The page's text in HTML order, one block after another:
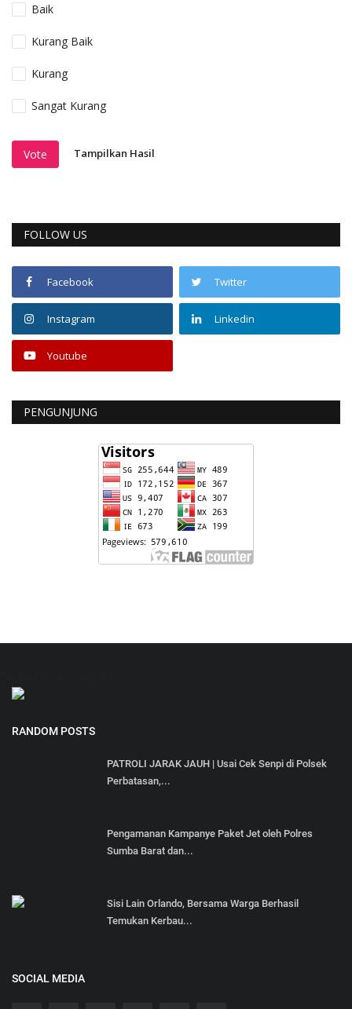
Baik
Kurang Baik
Kurang
Sangat Kurang
Vote Tampilkan Hasil
FOLLOW US
Facebook Twitter
Instagram Linkedin
Youtube
PENGUNJUNG
RANDOM POSTS
PATROLI JARAK JAUH | Usai Cek Senpi di Polsek
Perbatasan,...
Pengamanan Kampanye Paket Jet oleh Polres
Sumba Barat dan...
Sisi Lain Orlando, Bersama Warga Berhasil
Temukan Kerbau...
SOCIAL MEDIA